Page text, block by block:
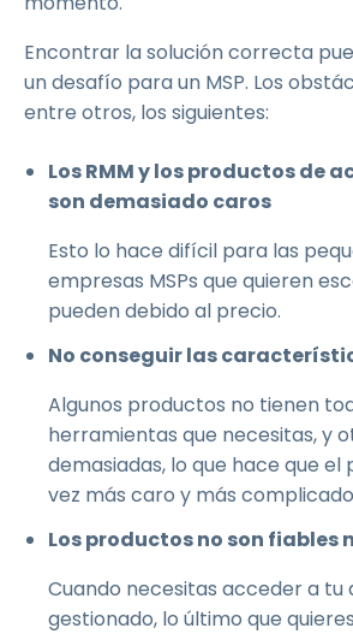
Encontrar la solución correcta
un desafío para un MSP. Los
entre otros, los siguientes:
Los RMM y los productos de
son demasiado caros
Esto lo hace difícil para las
empresas MSPs que quieren
pueden debido al precio.
No conseguir las
Algunos productos no tienen
herramientas que necesitas, y
demasiadas, lo que hace que
vez más caro y más
Los productos no son fiables
Cuando necesitas acceder a tu
gestionado, lo último que